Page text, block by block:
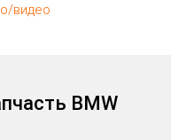
видео
BMW